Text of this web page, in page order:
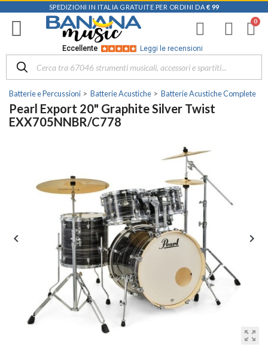
SPEDIZIONI IN ITALIA GRATUITE PER ORDINI DA € 99
Eccellente Leggi le recensioni
Batterie e Percussioni Batterie Acustiche Batterie Acustiche Complete
Pearl Export 20" Graphite Silver Twist
EXX705NNBR/C778
zoom_out_map
 